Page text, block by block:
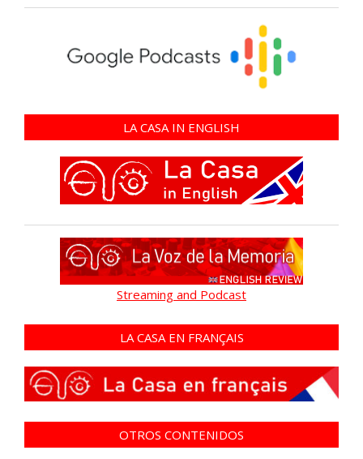
LA CASA IN ENGLISH
Streaming and Podcast
LA CASA EN FRANÇAIS
OTROS CONTENIDOS